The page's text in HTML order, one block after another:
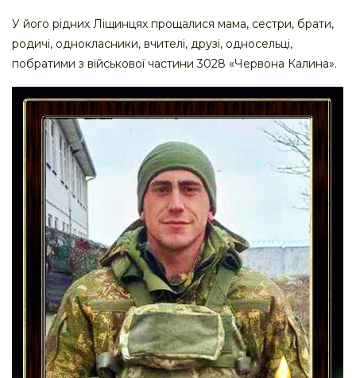
У його рідних Ліщинцях прощалися мама, сестри, брати,
родичі, однокласники, вчителі, друзі, односельці,
побратими з військової частини 3028 «Червона Калина».